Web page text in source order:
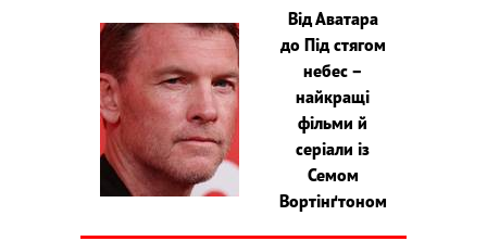
Від Аватара
до Під стягом
небес –
найкращі
фільми й
серіали із
Семом
Вортінґтоном